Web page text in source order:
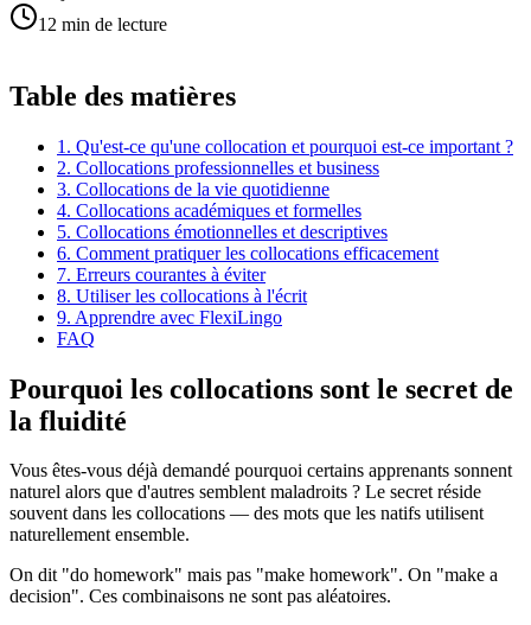
12 min de lecture
Table des matières
1. Qu'est-ce qu'une collocation et pourquoi est-ce important ?
2. Collocations professionnelles et business
3. Collocations de la vie quotidienne
4. Collocations académiques et formelles
5. Collocations émotionnelles et descriptives
6. Comment pratiquer les collocations efficacement
7. Erreurs courantes à éviter
8. Utiliser les collocations à l'écrit
9. Apprendre avec FlexiLingo
FAQ
Pourquoi les collocations sont le secret de
la fluidité
Vous êtes-vous déjà demandé pourquoi certains apprenants sonnent
naturel alors que d'autres semblent maladroits ? Le secret réside
souvent dans les collocations — des mots que les natifs utilisent
naturellement ensemble.
On dit "do homework" mais pas "make homework". On "make a
decision". Ces combinaisons ne sont pas aléatoires.